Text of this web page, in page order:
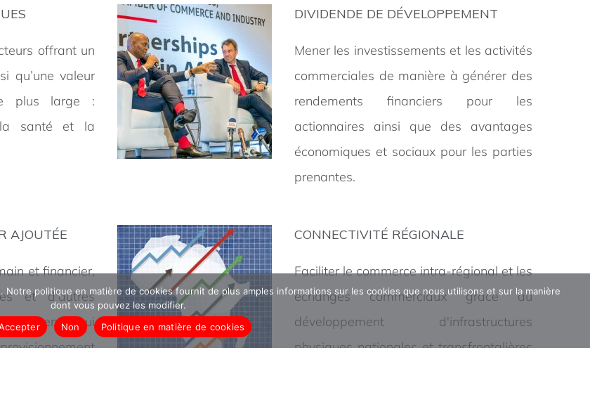
offrant un
qu’une valeur
plus large :
la santé et la
DIVIDENDE DE DÉVELOPPEMENT
Mener les investissements et les activités
commerciales de manière à générer des
rendements financiers pour les
actionnaires ainsi que des avantages
économiques et sociaux pour les parties
prenantes.
AJOUTÉE
et financier,
et d'autres
qui
CONNECTIVITÉ RÉGIONALE
Faciliter le commerce intra-régional et les
échanges commerciaux grâce au
développement d'infrastructures
physiques nationales et transfrontalières
politique en matière de cookies fournit de plus amples informations sur les cookies que nous utilisons et sur la manière
dont vous pouvez les modifier.
Non Politique en matière de cookies